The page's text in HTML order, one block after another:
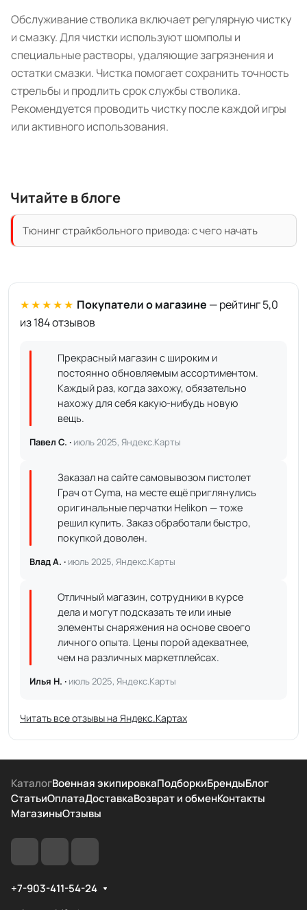
Обслуживание стволика включает регулярную чистку
и смазку. Для чистки используют шомполы и
специальные растворы, удаляющие загрязнения и
остатки смазки. Чистка помогает сохранить точность
стрельбы и продлить срок службы стволика.
Рекомендуется проводить чистку после каждой игры
или активного использования.
Читайте в блоге
Тюнинг страйкбольного привода: с чего начать
★★★★★ Покупатели о магазине — рейтинг 5,0
из 184 отзывов
Прекрасный магазин с широким и
постоянно обновляемым ассортиментом.
Каждый раз, когда захожу, обязательно
нахожу для себя какую-нибудь новую
вещь.
Павел С. · июль 2025, Яндекс.Карты
Заказал на сайте самовывозом пистолет
Грач от Cyma, на месте ещё приглянулись
оригинальные перчатки Helikon — тоже
решил купить. Заказ обработали быстро,
покупкой доволен.
Влад А. · июль 2025, Яндекс.Карты
Отличный магазин, сотрудники в курсе
дела и могут подсказать те или иные
элементы снаряжения на основе своего
личного опыта. Цены порой адекватнее,
чем на различных маркетплейсах.
Илья Н. · июль 2025, Яндекс.Карты
Читать все отзывы на Яндекс.Картах
КаталогВоенная экипировкаПодборкиБрендыБлог
СтатьиОплатаДоставкаВозврат и обменКонтакты
МагазиныОтзывы
+7-903-411-54-24